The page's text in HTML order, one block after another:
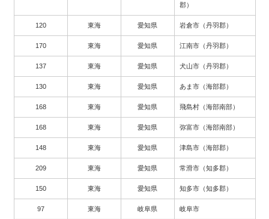
郡）
120 東海 愛知県 岩倉市（丹羽郡）
170 東海 愛知県 江南市（丹羽郡）
137 東海 愛知県 犬山市（丹羽郡）
130 東海 愛知県 あま市（海部郡）
168 東海 愛知県 飛島村（海部南部）
168 東海 愛知県 弥富市（海部南部）
148 東海 愛知県 津島市（海部郡）
209 東海 愛知県 常滑市（知多郡）
150 東海 愛知県 知多市（知多郡）
97 東海 岐阜県 岐阜市